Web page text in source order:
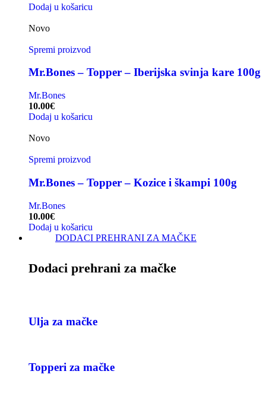
Dodaj u košaricu
Novo
Spremi proizvod
Mr.Bones – Topper – Iberijska svinja kare 100g
Mr.Bones
10.00€
Dodaj u košaricu
Novo
Spremi proizvod
Mr.Bones – Topper – Kozice i škampi 100g
Mr.Bones
10.00€
Dodaj u košaricu
DODACI PREHRANI ZA MAČKE
Dodaci prehrani za mačke
Ulja za mačke
Topperi za mačke